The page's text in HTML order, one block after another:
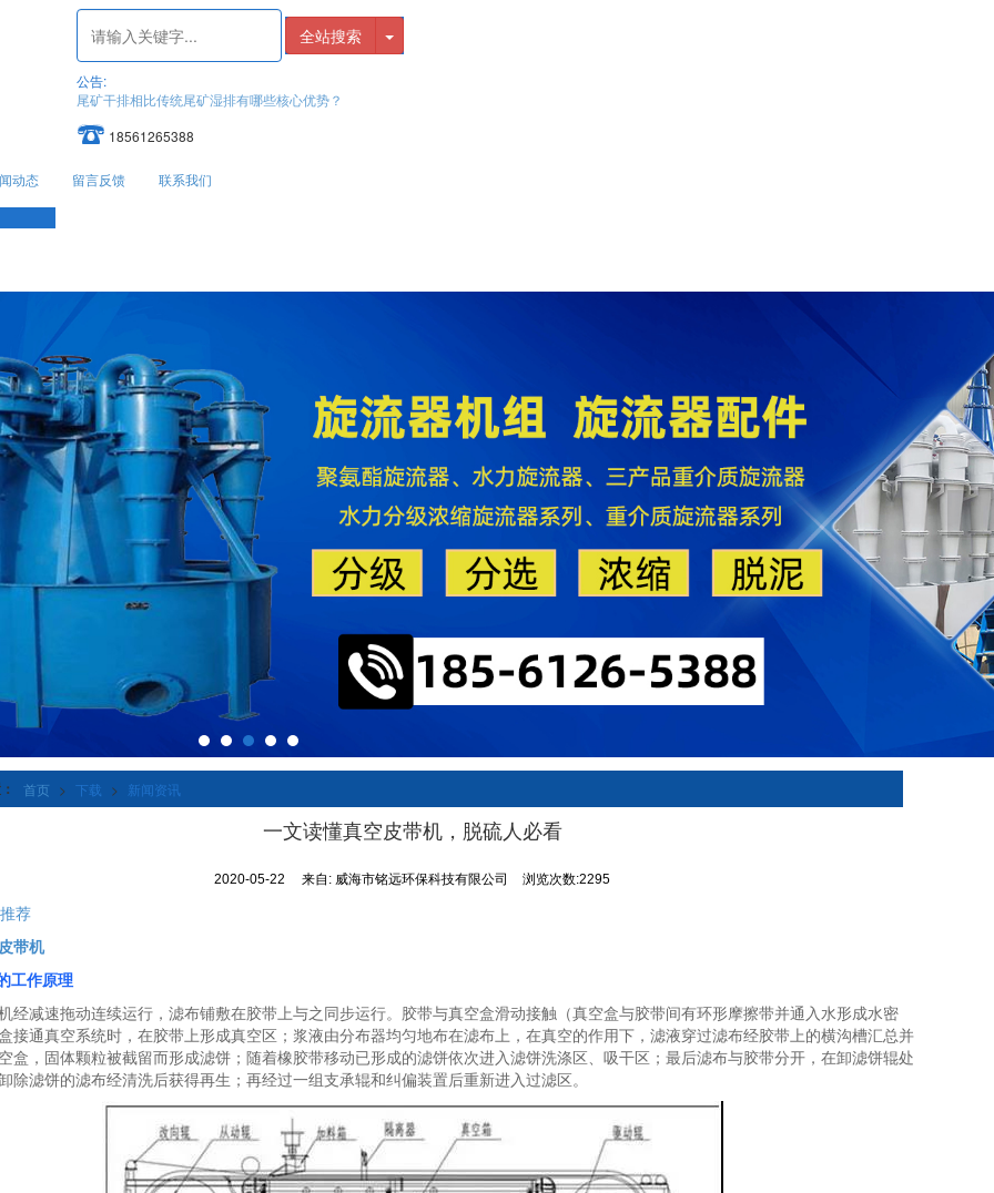
全站搜索
公告:
脱硫系统及设备培训(吸收塔系统、烟气系统、石膏脱水系统、工艺水系统、废水处理系统、石灰石浆液制备系统).ppt
18561265388
动态
留言反馈 联系我们
首页 > 下载 > 新闻资讯
一文读懂真空皮带机，脱硫人必看
2020-05-22 来自: 威海市铭远环保科技有限公司 浏览次数:2295
荐
带机
工作原理
经减速拖动连续运行，滤布铺敷在胶带上与之同步运行。胶带与真空盒滑动接触（真空盒与胶带间有环形摩擦带并通入水形成水密
接通真空系统时，在胶带上形成真空区；浆液由分布器均匀地布在滤布上，在真空的作用下，滤液穿过滤布经胶带上的横沟槽汇总并
盒，固体颗粒被截留而形成滤饼；随着橡胶带移动已形成的滤饼依次进入滤饼洗涤区、吸干区；最后滤布与胶带分开，在卸滤饼辊处
除滤饼的滤布经清洗后获得再生；再经过一组支承辊和纠偏装置后重新进入过滤区。